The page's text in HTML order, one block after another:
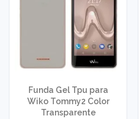
Funda Gel Tpu para
Wiko Tommy2 Color
Transparente